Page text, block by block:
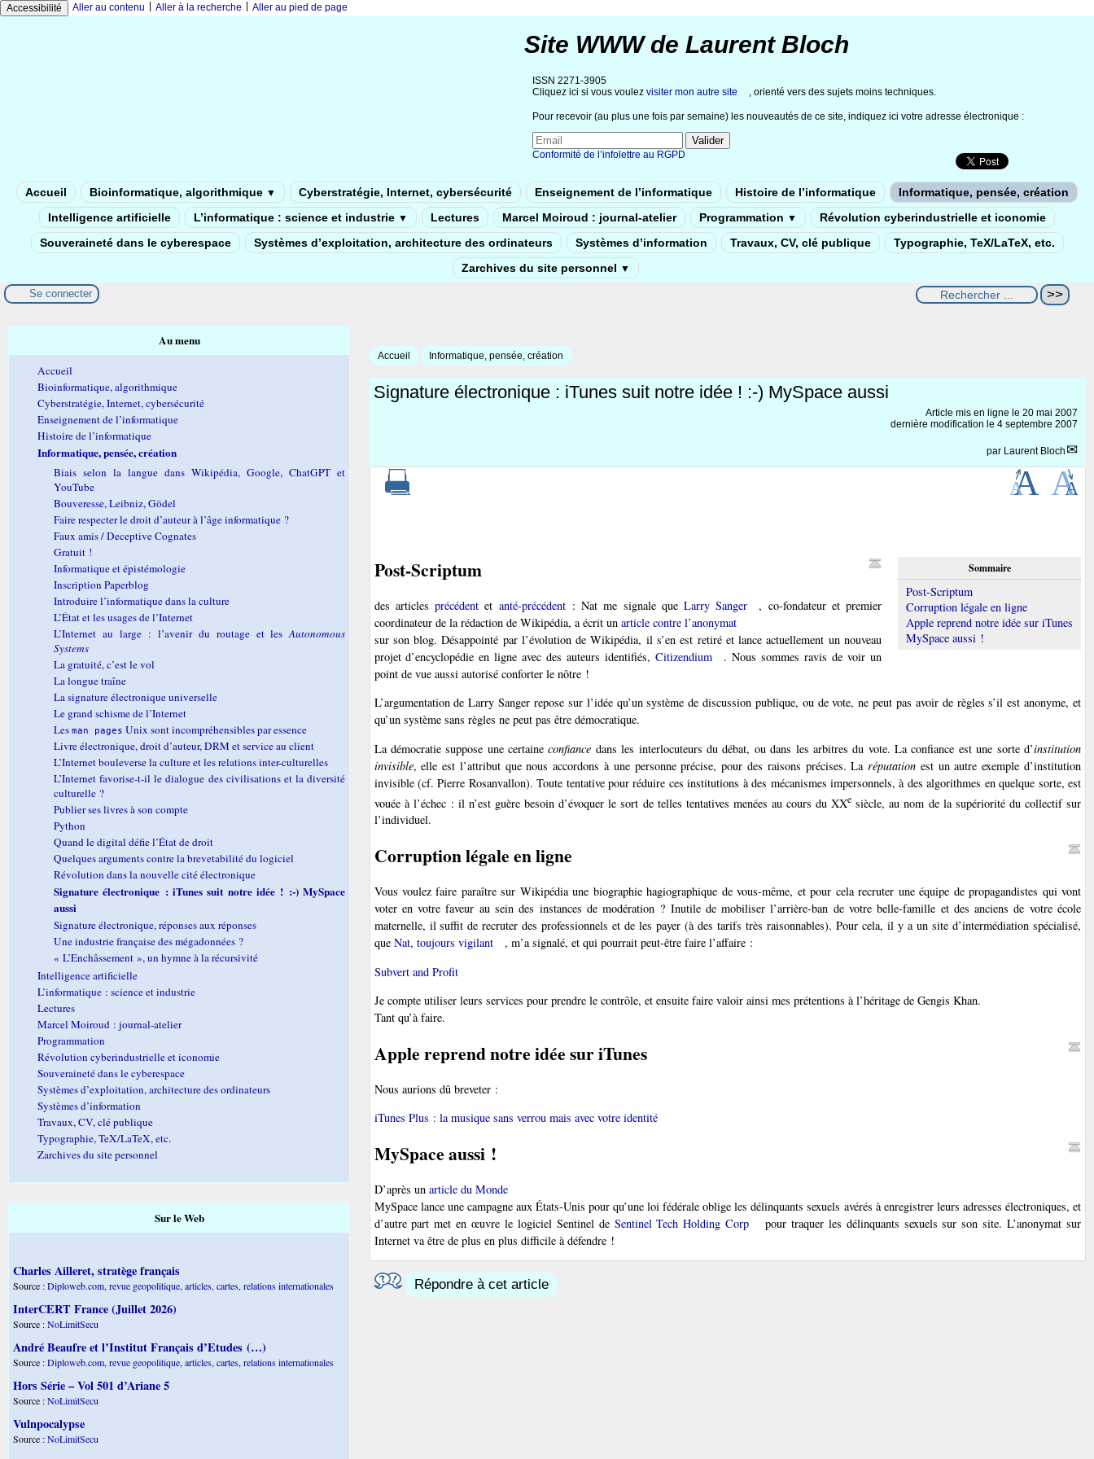
Accessibilité Aller au contenu Aller à la recherche Aller au pied de page
Site WWW de Laurent Bloch
ISSN 2271-3905
Cliquez ici si vous voulez visiter mon autre site , orienté vers des sujets moins techniques.
Pour recevoir (au plus une fois par semaine) les nouveautés de ce site, indiquez ici votre adresse électronique :
Conformité de l’infolettre au RGPD
Accueil Bioinformatique, algorithmique ▼ Cyberstratégie, Internet, cybersécurité Enseignement de l’informatique Histoire de l’informatique
Informatique, pensée, création
Intelligence artificielle
L’informatique : science et industrie ▼ Lectures Marcel Moiroud : journal-atelier Programmation ▼
Révolution cyberindustrielle et iconomie
Souveraineté dans le cyberespace
Systèmes d’exploitation, architecture des ordinateurs Systèmes d’information Travaux, CV, clé publique
Typographie, TeX/LaTeX, etc.
Zarchives du site personnel ▼
Se connecter
Accueil Informatique, pensée, création
Signature électronique : iTunes suit notre idée ! :-) MySpace aussi
Article mis en ligne le 20 mai 2007
dernière modification le 4 septembre 2007
par Laurent Bloch
Sommaire
Post-Scriptum
Corruption légale en ligne
Apple reprend notre idée sur iTunes
MySpace aussi !
Post-Scriptum
des articlesprécédent et anté-précédent: Nat me signale queLarry Sanger
, co-fondateur et premier
coordinateur de la rédaction de Wikipédia, a écrit un article contre l’anonymat
sur son blog. Désappointé par l’évolution de Wikipédia, il s’en est retiré et lance actuellement un nouveau
projet d’encyclopédie en ligne avec des auteurs identifiés,Citizendium
. Nous sommes ravis de voir un
point de vue aussi autorisé conforter le nôtre !
L’argumentation de Larry Sanger repose sur l’idée qu’un système de discussion publique, ou de vote, ne peut pas avoir de règles s’il est anonyme, et
qu’un système sans règles ne peut pas être démocratique.
La démocratie suppose une certaineconfiance dans les interlocuteurs du débat, ou dans les arbitres du vote. La confiance est une sorte d’institution
invisible, elle est l’attribut que nous accordons à une personne précise, pour des raisons précises. La réputation est un autre exemple d’institution
invisible (cf. Pierre Rosanvallon). Toute tentative pour réduire ces institutions à des mécanismes impersonnels, à des algorithmes en quelque sorte, est
vouée à l’échec : il n’est guère besoin d’évoquer le sort de telles tentatives menées au cours du XXe siècle, au nom de la supériorité du collectif sur
l’individuel.
Corruption légale en ligne
Vous voulez faire paraître sur Wikipédia une biographie hagiographique de vous-même, et pour cela recruter une équipe de propagandistes qui vont
voter en votre faveur au sein des instances de modération ? Inutile de mobiliser l’arrière-ban de votre belle-famille et des anciens de votre école
maternelle, il suffit de recruter des professionnels et de les payer (à des tarifs très raisonnables). Pour cela, il y a un site d’intermédiation spécialisé,
que Nat, toujours vigilant
, m’a signalé, et qui pourrait peut-être faire l’affaire :
Subvert and Profit
Je compte utiliser leurs services pour prendre le contrôle, et ensuite faire valoir ainsi mes prétentions à l’héritage de Gengis Khan.
Tant qu’à faire.
Apple reprend notre idée sur iTunes
Nous aurions dû breveter :
iTunes Plus : la musique sans verrou mais avec votre identité
MySpace aussi !
D’après un article du Monde
MySpace lance une campagne aux États-Unis pour qu’une loi fédérale oblige les délinquants sexuels avérés à enregistrer leurs adresses électroniques, et
d’autre part met en œuvre le logiciel Sentinel de Sentinel Tech Holding Corp
pour traquer les délinquants sexuels sur son site. L’anonymat sur
Internet va être de plus en plus difficile à défendre !
Répondre à cet article
Au menu
Accueil
Bioinformatique, algorithmique
Cyberstratégie, Internet, cybersécurité
Enseignement de l’informatique
Histoire de l’informatique
Informatique, pensée, création
Biais selon la langue dans Wikipédia, Google, ChatGPT et
YouTube
Bouveresse, Leibniz, Gödel
Faire respecter le droit d’auteur à l’âge informatique ?
Faux amis / Deceptive Cognates
Gratuit !
Informatique et épistémologie
Inscription Paperblog
Introduire l’informatique dans la culture
L’État et les usages de l’Internet
L’Internet au large : l’avenir du routage et lesAutonomous
Systems
La gratuité, c’est le vol
La longue traîne
La signature électronique universelle
Le grand schisme de l’Internet
Les man pages Unix sont incompréhensibles par essence
Livre électronique, droit d’auteur, DRM et service au client
L’Internet bouleverse la culture et les relations inter-culturelles
L’Internet favorise-t-il le dialogue des civilisations et la diversité
culturelle ?
Publier ses livres à son compte
Python
Quand le digital défie l’État de droit
Quelques arguments contre la brevetabilité du logiciel
Révolution dans la nouvelle cité électronique
Signature électronique : iTunes suit notre idée ! :-) MySpace
aussi
Signature électronique, réponses aux réponses
Une industrie française des mégadonnées ?
« L’Enchâssement », un hymne à la récursivité
Intelligence artificielle
L’informatique : science et industrie
Lectures
Marcel Moiroud : journal-atelier
Programmation
Révolution cyberindustrielle et iconomie
Souveraineté dans le cyberespace
Systèmes d’exploitation, architecture des ordinateurs
Systèmes d’information
Travaux, CV, clé publique
Typographie, TeX/LaTeX, etc.
Zarchives du site personnel
Sur le Web
Charles Ailleret, stratège français
Source :Diploweb.com, revue geopolitique, articles, cartes, relations internationales
InterCERT France (Juillet 2026)
Source :NoLimitSecu
André Beaufre et l’Institut Français d’Etudes (…)
Source :Diploweb.com, revue geopolitique, articles, cartes, relations internationales
Hors Série – Vol 501 d’Ariane 5
Source :NoLimitSecu
Vulnpocalypse
Source :NoLimitSecu